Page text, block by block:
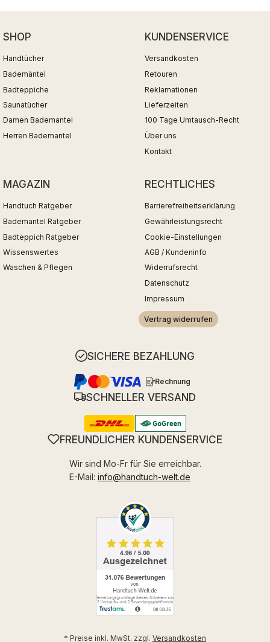
SHOP
Handtücher
Bademäntel
Badteppiche
Saunatücher
Damen Bademantel
Herren Bademantel
KUNDENSERVICE
Versandkosten
Retouren
Reklamationen
Lieferzeiten
100 Tage Umtausch-Recht
Über uns
Kontakt
MAGAZIN
Handtuch Ratgeber
Bademantel Ratgeber
Badteppich Ratgeber
Wissenswertes
Waschen & Pflegen
RECHTLICHES
Barrierefreiheitserklärung
Gewährleistungsrecht
Cookie-Einstellungen
AGB / Kundeninfo
Widerrufsrecht
Datenschutz
Impressum
Vertrag widerrufen
SICHERE BEZAHLUNG
Rechnung
SCHNELLER VERSAND
FREUNDLICHER KUNDENSERVICE
Wir sind Mo-Fr für Sie erreichbar.
E-Mail: info@handtuch-welt.de
* Preise inkl. MwSt. zzgl. Versandkosten